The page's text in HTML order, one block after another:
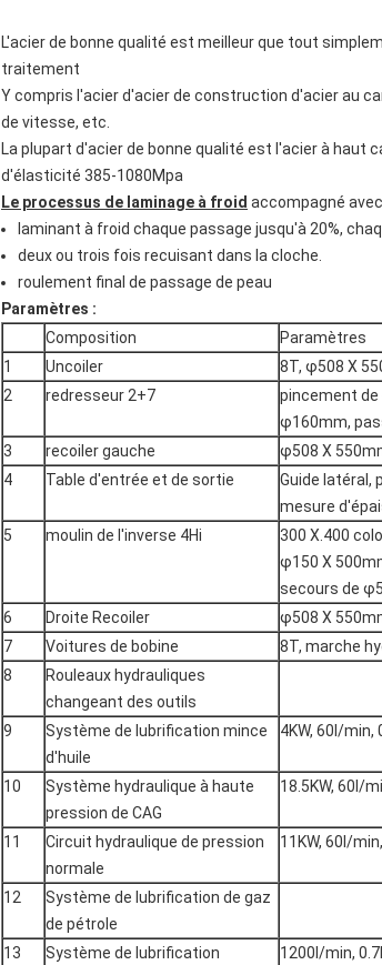
L'acier de bonne qualité est meilleur que tout
traitement
Y compris l'acier d'acier de construction d'acier au
de vitesse, etc.
La plupart d'acier de bonne qualité est l'acier à haut
d'élasticité 385-1080Mpa
Le processus de laminage à froid accompagné
laminant à froid chaque passage jusqu'à 20%,
deux ou trois fois recuisant dans la cloche.
roulement final de passage de peau
Paramètres :
Composition
Paramètres
1
Uncoiler
8T, φ508 X
2
redresseur 2+7
pincement
φ160mm,
3
recoiler gauche
φ508 X
4
Table d'entrée et de sortie
Guide latéral,
mesure
5
moulin de l'inverse 4Hi
300 X.400
φ150 X
secours de
6
Droite Recoiler
φ508 X
7
Voitures de bobine
8T, marche
8
Rouleaux hydrauliques
changeant des outils
9
Système de lubrification mince
d'huile
4KW, 60l/min,
10
Système hydraulique à haute
pression de CAG
18.5KW, 60l/
11
Circuit hydraulique de pression
normale
11KW, 60l/
12
Système de lubrification de gaz
de pétrole
13
Système de lubrification
1200l/min,